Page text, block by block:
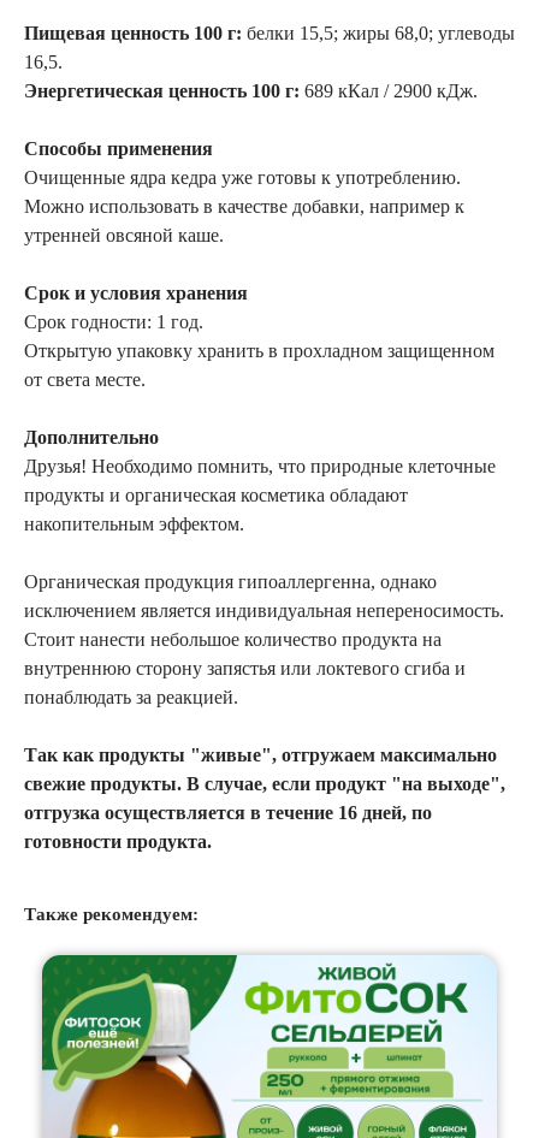
Пищевая ценность 100 г: белки 15,5; жиры 68,0; углеводы
16,5.
Энергетическая ценность 100 г: 689 кКал / 2900 кДж.
Способы применения
Очищенные ядра кедра уже готовы к употреблению.
Можно использовать в качестве добавки, например к
утренней овсяной каше.
Срок и условия хранения
Срок годности: 1 год.
Открытую упаковку хранить в прохладном защищенном
от света месте.
Дополнительно
Друзья! Необходимо помнить, что природные клеточные
продукты и органическая косметика обладают
накопительным эффектом.
Органическая продукция гипоаллергенна, однако
исключением является индивидуальная непереносимость.
Стоит нанести небольшое количество продукта на
внутреннюю сторону запястья или локтевого сгиба и
понаблюдать за реакцией.
Так как продукты "живые", отгружаем максимально
свежие продукты. В случае, если продукт "на выходе",
отгрузка осуществляется в течение 16 дней, по
готовности продукта.
Также рекомендуем: